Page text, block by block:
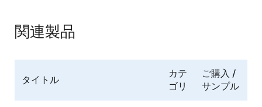
関連製品
タイトル
カテ
ゴリ
ご購入 /
サンプル